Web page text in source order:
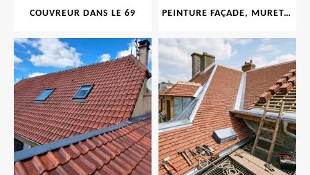
COUVREUR DANS LE 69 PEINTURE FAÇADE, MURET, TOITURE, BOISERIE, FERRONERIE, GOUTTIÈRE 69